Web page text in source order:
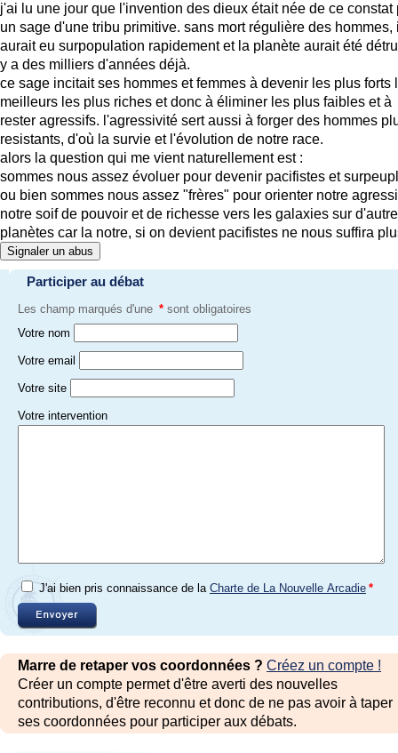
j'ai lu une jour que l'invention des dieux était née de ce constat
un sage d'une tribu primitive. sans mort régulière des hommes,
aurait eu surpopulation rapidement et la planète aurait été
y a des milliers d'années déjà.
ce sage incitait ses hommes et femmes à devenir les plus forts
meilleurs les plus riches et donc à éliminer les plus faibles et à
rester agressifs. l'agressivité sert aussi à forger des hommes
resistants, d'où la survie et l'évolution de notre race.
alors la question qui me vient naturellement est :
sommes nous assez évoluer pour devenir pacifistes et
ou bien sommes nous assez "frères" pour orienter notre
notre soif de pouvoir et de richesse vers les galaxies sur
planètes car la notre, si on devient pacifistes ne nous suffira
Signaler un abus
Participer au débat
Les champ marqués d'une * sont obligatoires
Votre nom
Votre email
Votre site
Votre intervention
J'ai bien pris connaissance de la Charte de La Nouvelle Arcadie *
Marre de retaper vos coordonnées ? Créez un compte !
Créer un compte permet d'être averti des nouvelles
contributions, d'être reconnu et donc de ne pas avoir à taper
ses coordonnées pour participer aux débats.